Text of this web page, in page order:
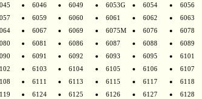
6046 6049 6053G 6054
6056
6059 6060 6061 6062
6063
6067 6069 6075M 6076
6078
6081 6086 6087 6088
6089
6091 6092 6093 6095
6101
6103 6104 6105 6106
6107
6111 6113 6115 6117
6118
6124 6125 6126 6127
6128